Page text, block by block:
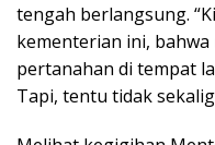
tengah berlangsung.
kementerian ini,
pertanahan di tempat
Tapi, tentu tidak